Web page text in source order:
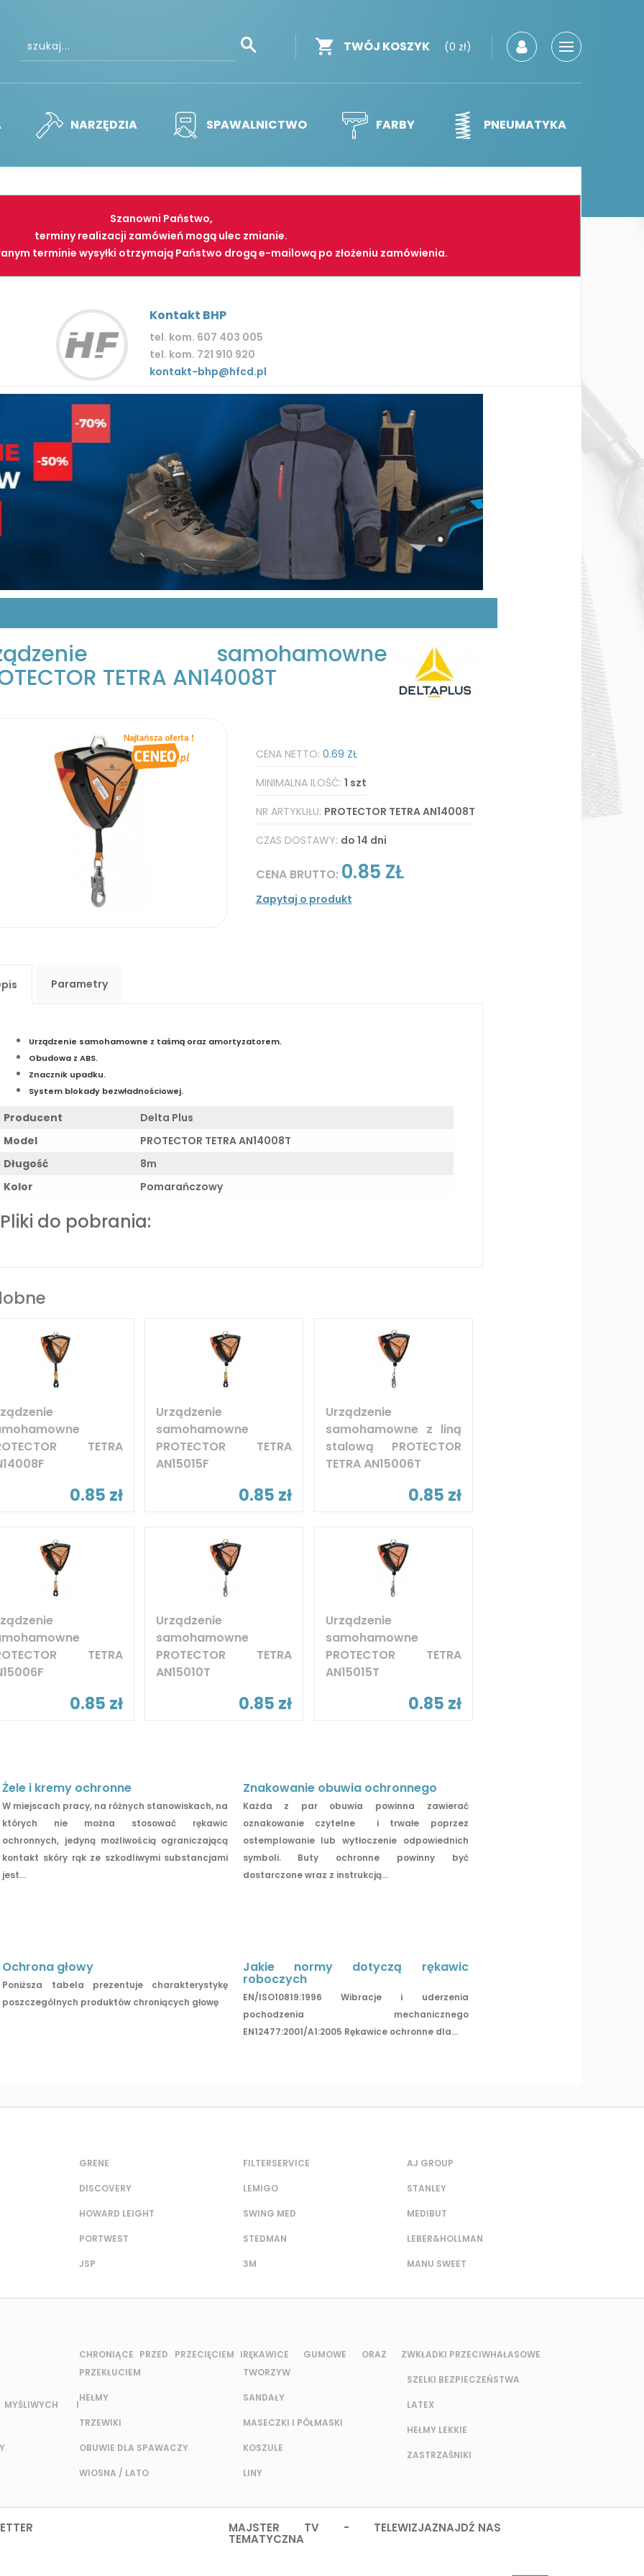
TWÓJ KOSZYK (0 zł)
NARZĘDZIA SPAWALNICTWO FARBY PNEUMATYKA
Szanowni Państwo,
terminy realizacji zamówień mogą ulec zmianie.
terminie wysyłki otrzymają Państwo drogą e-mailową po złożeniu zamówienia.
Kontakt BHP
tel. kom. 607 403 005
tel. kom. 721 910 920
kontakt-bhp@hfcd.pl
samohamowne
TETRA AN14008T
CENA NETTO: 0.69 ZŁ
MINIMALNA ILOŚĆ: 1 szt
NR ARTYKUŁU: PROTECTOR TETRA AN14008T
CZAS DOSTAWY: do 14 dni
CENA BRUTTO: 0.85 ZŁ
Zapytaj o produkt
Parametry
Urządzenie samohamowne z taśmą oraz amortyzatorem.
Obudowa z ABS.
Znacznik upadku.
System blokady bezwładnościowej.
Producent
Delta Plus
Model
PROTECTOR TETRA AN14008T
Długość
8m
Kolor
Pomarańczowy
Pliki do pobrania:
TETRA
0.85 zł
Urządzenie
samohamowne
PROTECTOR TETRA
AN15015F
0.85 zł
Urządzenie
samohamowne z liną
stalową PROTECTOR
TETRA AN15006T
0.85 zł
TETRA
0.85 zł
Urządzenie
samohamowne
PROTECTOR TETRA
AN15010T
0.85 zł
Urządzenie
samohamowne
PROTECTOR TETRA
AN15015T
0.85 zł
Żele i kremy ochronne
W miejscach pracy, na różnych stanowiskach, na
których nie można stosować rękawic
ochronnych, jedyną możliwością ograniczającą
kontakt skóry rąk ze szkodliwymi substancjami
jest...
Znakowanie obuwia ochronnego
Każda z par obuwia powinna zawierać
oznakowanie czytelne i trwałe poprzez
ostemplowanie lub wytłoczenie odpowiednich
symboli. Buty ochronne powinny być
dostarczone wraz z instrukcją...
Ochrona głowy
Poniższa tabela prezentuje charakterystykę
poszczególnych produktów chroniących głowę
Jakie normy dotyczą rękawic
roboczych
EN/ISO10819:1996 Wibracje i uderzenia
pochodzenia mechanicznego
EN12477:2001/A1:2005 Rękawice ochronne dla...
GRENE
DISCOVERY
HOWARD LEIGHT
PORTWEST
JSP
FILTERSERVICE
LEMIGO
SWING MED
STEDMAN
3M
AJ GROUP
STANLEY
MEDIBUT
LEBER&HOLLMAN
MANU SWEET
I
CHRONIĄCE PRZED PRZECIĘCIEM I
PRZEKŁUCIEM
HEŁMY
TRZEWIKI
OBUWIE DLA SPAWACZY
WIOSNA / LATO
RĘKAWICE GUMOWE ORAZ Z
TWORZYW
SANDAŁY
MASECZKI I PÓŁMASKI
KOSZULE
LINY
WKŁADKI PRZECIWHAŁASOWE
SZELKI BEZPIECZEŃSTWA
LATEX
HEŁMY LEKKIE
ZASTRZAŚNIKI
MAJSTER TV - TELEWIZJA
TEMATYCZNA
ZNAJDŹ NAS